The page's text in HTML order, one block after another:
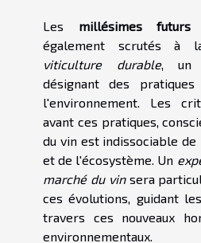
Les millésimes futurs
également scrutés à
viticulture durable, un
désignant des pratiques
l'environnement. Les
avant ces pratiques,
du vin est indissociable de
et de l'écosystème. Un
marché du vinsera
ces évolutions, guidant
travers ces nouveaux
environnementaux.